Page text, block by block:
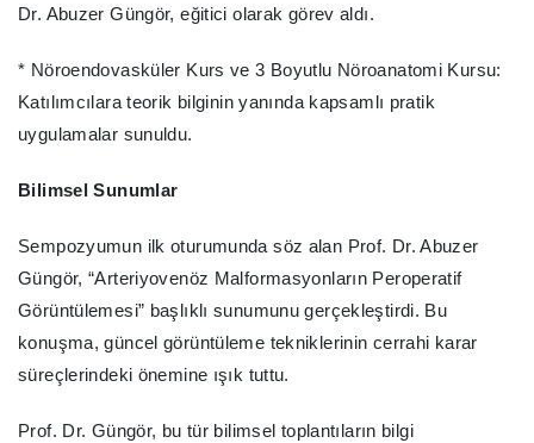
Dr. Abuzer Güngör, eğitici olarak görev aldı.
* Nöroendovasküler Kurs ve 3 Boyutlu Nöroanatomi Kursu:
Katılımcılara teorik bilginin yanında kapsamlı pratik
uygulamalar sunuldu.
Bilimsel Sunumlar
Sempozyumun ilk oturumunda söz alan Prof. Dr. Abuzer
Güngör, “Arteriyovenöz Malformasyonların Peroperatif
Görüntülemesi” başlıklı sunumunu gerçekleştirdi. Bu
konuşma, güncel görüntüleme tekniklerinin cerrahi karar
süreçlerindeki önemine ışık tuttu.
Prof. Dr. Güngör, bu tür bilimsel toplantıların bilgi